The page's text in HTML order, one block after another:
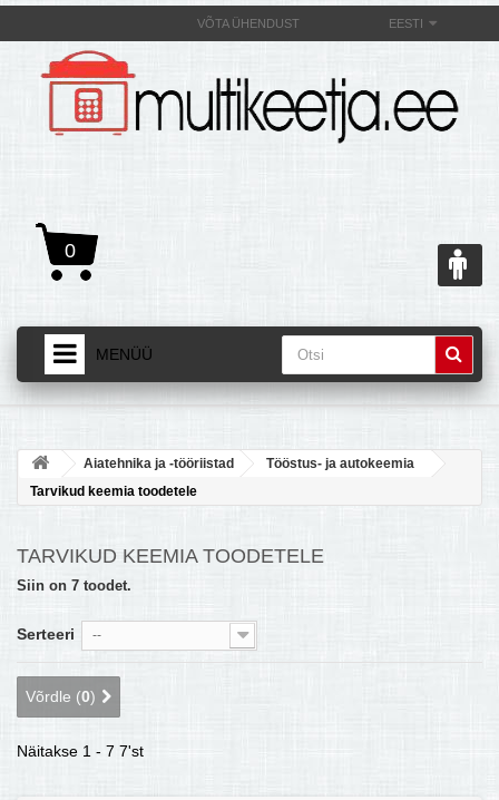
EESTI
VÕTA ÜHENDUST
0
MENÜÜ
+
TOOTED
MULTIKEETJAST JA SELLE OMADUSEST
KONTAKTID JA REKVISIIDID
BOONUSPROGRAMM
TÕUKERATAD
Aiatehnika ja -tööriistad
Tööstus- ja autokeemia
Tarvikud keemia toodetele
TARVIKUD KEEMIA TOODETELE
Siin on 7 toodet.
Serteeri --
Võrdle (0)
Näitakse 1 - 7 7'st